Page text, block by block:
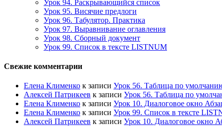
Урок 94. Раскрывающийся список
Урок 95. Висячие предлоги
Урок 96. Табулятор. Практика
Урок 97. Выравнивание оглавления
Урок 98. Сборный документ
Урок 99. Список в тексте LISTNUM
Свежие комментарии
Елена Клименко к записи Урок 56. Таблица по
Алексей Патрикеев к записи Урок 56. Таблица по
Елена Клименко к записи Урок 10. Диалоговое окно
Елена Клименко к записи Урок 99. Список в тексте
Алексей Патрикеев к записи Урок 10. Диалоговое окно